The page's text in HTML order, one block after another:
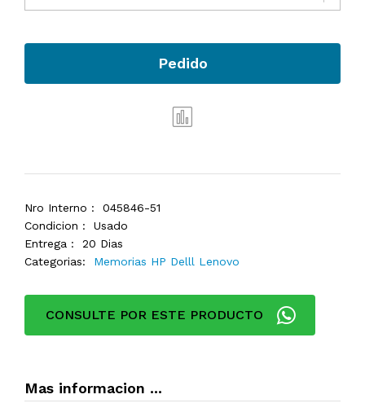
Pedido
Nro Interno :
045846-51
Condicion :
Usado
Entrega :
20 Dias
Categorias:
Memorias HP Delll Lenovo
CONSULTE POR ESTE PRODUCTO
Mas informacion ...